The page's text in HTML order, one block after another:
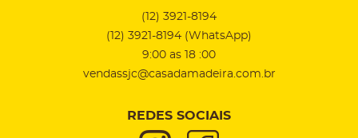
(12) 3921-8194
(12) 3921-8194 (WhatsApp)
9:00 as 18 :00
vendassjc@casadamadeira.com.br
REDES SOCIAIS